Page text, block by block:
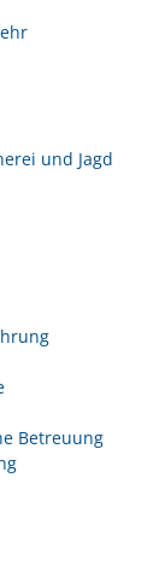
und Jagd
Betreuung